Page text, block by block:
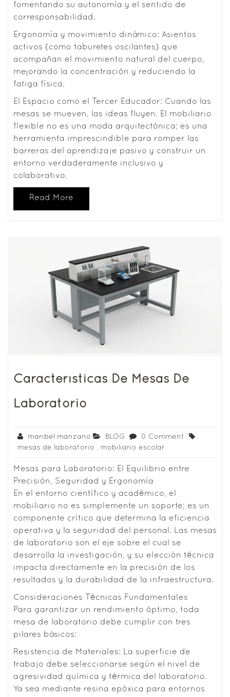
fomentando su autonomía y el sentido de
corresponsabilidad.
Ergonomía y movimiento dinámico: Asientos
activos (como taburetes oscilantes) que
acompañan el movimiento natural del cuerpo,
mejorando la concentración y reduciendo la
fatiga física.
El Espacio como el Tercer Educador: Cuando las
mesas se mueven, las ideas fluyen. El mobiliario
flexible no es una moda arquitectónica; es una
herramienta imprescindible para romper las
barreras del aprendizaje pasivo y construir un
entorno verdaderamente inclusivo y
colaborativo.
Read More
Características De Mesas De
Laboratorio
maribel manzano BLOG
0 Comment
mesas de laboratorio
mobiliario escolar
Mesas para Laboratorio: El Equilibrio entre
Precisión, Seguridad y Ergonomía
En el entorno científico y académico, el
mobiliario no es simplemente un soporte; es un
componente crítico que determina la eficiencia
operativa y la seguridad del personal. Las mesas
de laboratorio son el eje sobre el cual se
desarrolla la investigación, y su elección técnica
impacta directamente en la precisión de los
resultados y la durabilidad de la infraestructura.
Consideraciones Técnicas Fundamentales
Para garantizar un rendimiento óptimo, toda
mesa de laboratorio debe cumplir con tres
pilares básicos:
Resistencia de Materiales: La superficie de
trabajo debe seleccionarse según el nivel de
agresividad química y térmica del laboratorio.
Ya sea mediante resina epóxica para entornos